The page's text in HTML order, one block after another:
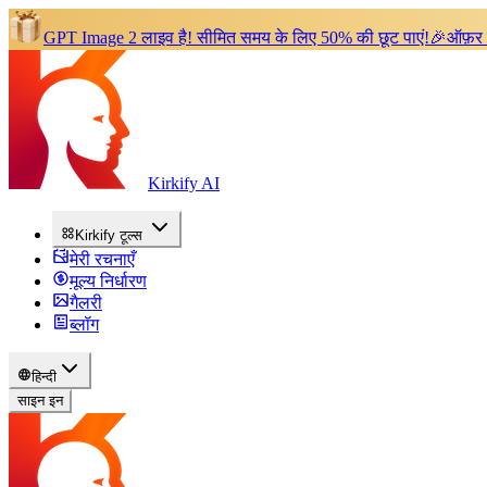
GPT Image 2 लाइव है! सीमित समय के लिए 50% की छूट पाएं!🎉ऑफ़र
Kirkify AI
Kirkify टूल्स
मेरी रचनाएँ
मूल्य निर्धारण
गैलरी
ब्लॉग
हिन्दी
साइन इन